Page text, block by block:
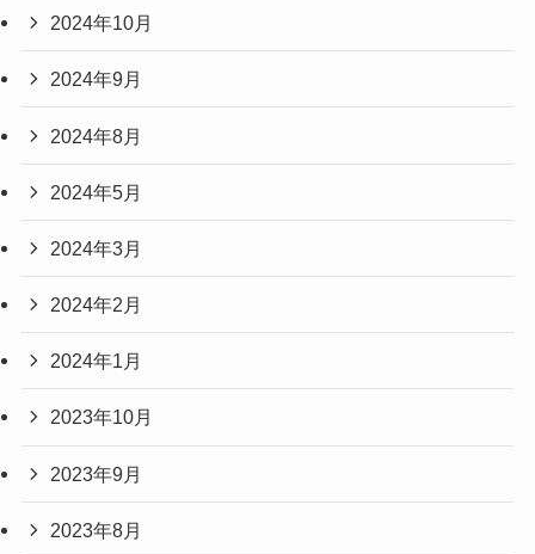
2024年10月
2024年9月
2024年8月
2024年5月
2024年3月
2024年2月
2024年1月
2023年10月
2023年9月
2023年8月